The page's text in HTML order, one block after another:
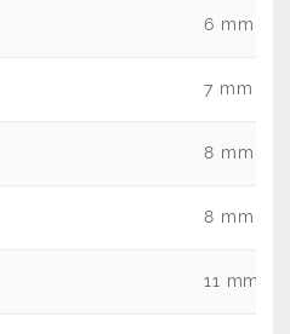
6 mm
7 mm
8 mm
8 mm
11 mm